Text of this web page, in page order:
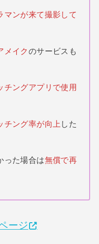
マンが来て撮影して
メイク のサービスも
チングアプリで使用
チング率が向上 した
った場合は無償で再
ージ